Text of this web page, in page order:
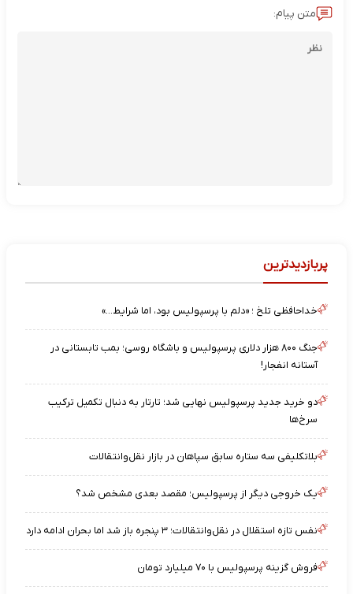
متن پیام:
پربازدیدترین
خداحافظی تلخ ؛ «دلم با پرسپولیس بود، اما شرایط…»
جنگ ۸۰۰ هزار دلاری پرسپولیس و باشگاه روسی؛ بمب تابستانی در
آستانه انفجار!
دو خرید جدید پرسپولیس نهایی شد؛ تارتار به دنبال تکمیل ترکیب
سرخ‌ها
بلاتکلیفی سه ستاره سابق سپاهان در بازار نقل‌وانتقالات
یک خروجی دیگر از پرسپولیس؛ مقصد بعدی مشخص شد؟
نفس تازه استقلال در نقل‌وانتقالات؛ ۳ پنجره باز شد اما بحران ادامه دارد
فروش گزینه پرسپولیس با ۷۰ میلیارد تومان